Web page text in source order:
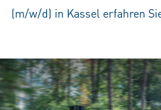
(m/w/d) in Kassel erfahren